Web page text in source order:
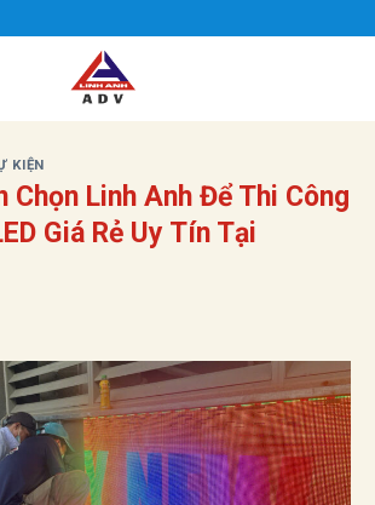
KIỆN
Chọn Linh Anh Để Thi Công
Giá Rẻ Uy Tín Tại